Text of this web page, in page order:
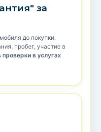
за
до покупки.
пробег, участие в
в услугах